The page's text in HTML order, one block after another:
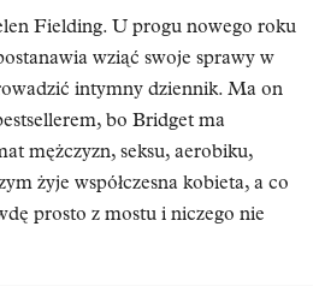
Fielding. U progu nowego roku
wziąć swoje sprawy w
intymny dziennik. Ma on
bo Bridget ma
mężczyzn, seksu, aerobiku,
żyje współczesna kobieta, a co
prosto z mostu i niczego nie